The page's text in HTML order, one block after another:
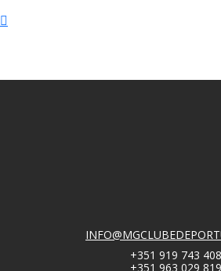
+351 919 743 408
+351 963 029 819